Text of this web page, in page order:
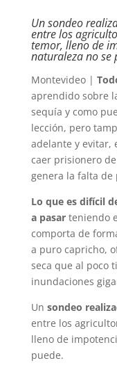
Un sondeo
entre los
temor, lleno de
naturaleza no se
Montevideo |
aprendido sobre
sequía y como
lección, pero
adelante y evitar,
caer prisionero
genera la falta de
Lo que es difícil
a pasarteniendo
comporta de
a puro capricho,
seca que al poco
inundaciones
Un sondeo
entre los
lleno de
puede.